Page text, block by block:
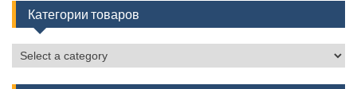
Категории товаров